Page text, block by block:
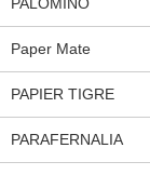
Paper Mate
PAPIER TIGRE
PARAFERNALIA